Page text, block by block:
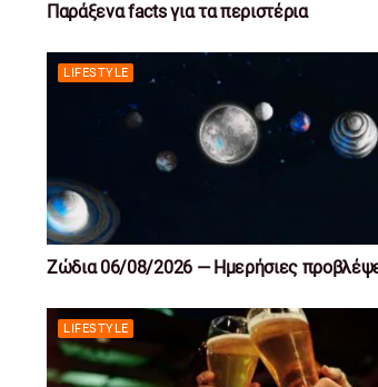
Παράξενα facts για τα περιστέρια
LIFESTYLE
Ζώδια 06/08/2026 — Ημερήσιες
LIFESTYLE